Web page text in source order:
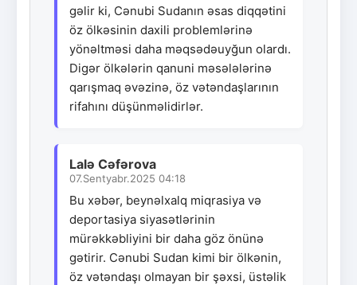
gəlir ki, Cənubi Sudanın əsas diqqətini
öz ölkəsinin daxili problemlərinə
yönəltməsi daha məqsədəuyğun olardı.
Digər ölkələrin qanuni məsələlərinə
qarışmaq əvəzinə, öz vətəndaşlarının
rifahını düşünməlidirlər.
Lalə Cəfərova
07.Sentyabr.2025 04:18
Bu xəbər, beynəlxalq miqrasiya və
deportasiya siyasətlərinin
mürəkkəbliyini bir daha göz önünə
gətirir. Cənubi Sudan kimi bir ölkənin,
öz vətəndaşı olmayan bir şəxsi, üstəlik